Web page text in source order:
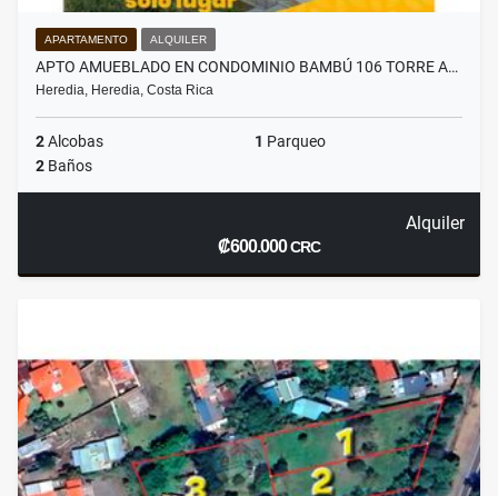
APARTAMENTO ALQUILER
APTO AMUEBLADO EN CONDOMINIO BAMBÚ 106 TORRE A…
Heredia, Heredia, Costa Rica
2Alcobas 1 Parqueo
2 Baños
Alquiler
₡600.000CRC